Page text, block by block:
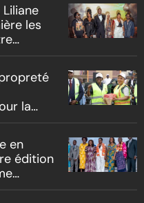
les
la
en
édition